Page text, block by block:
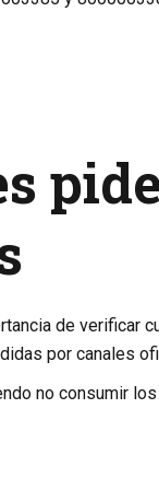
de verificar
por canales
no consumir